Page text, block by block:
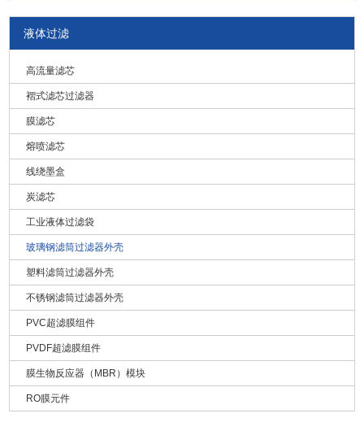
例如：
MRP-40-4R-F-N150-E
MRP 系列 FRP 多功能高流量过滤器外壳 - 40" - 4 圆形 - 法兰 -
DN150 - EPDM
如需更大流量，可组合玻璃钢大流量滤芯外壳，欢迎洽谈定制
液体过滤
高流量滤芯
褶式滤芯过滤器
膜滤芯
熔喷滤芯
线绕墨盒
炭滤芯
工业液体过滤袋
玻璃钢滤筒过滤器外壳
塑料滤筒过滤器外壳
不锈钢滤筒过滤器外壳
PVC超滤膜组件
PVDF超滤膜组件
膜生物反应器（MBR）模块
RO膜元件